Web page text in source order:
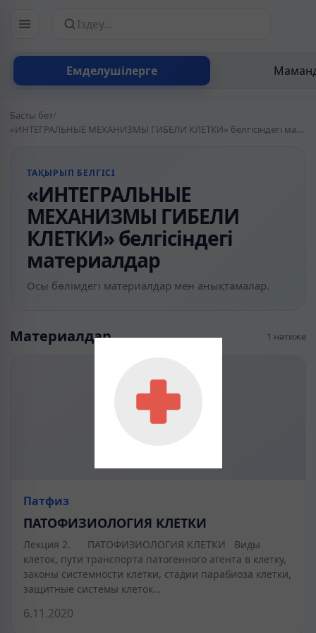
Емделушілерге
Сайттан іздеу
Басты бет/
«ИНТЕГРАЛЬНЫЕ МЕХАНИЗМЫ ГИБЕЛИ КЛЕТКИ» белгісіндегі материалдар
ТАҚЫРЫП БЕЛГІСІ
«ИНТЕГРАЛЬНЫЕ
МЕХАНИЗМЫ ГИБЕЛИ
КЛЕТКИ» белгісіндегі
материалдар
Осы бөлімдегі материалдар мен анықтамалар.
Материалдар 1 нәтиже
Патфиз
ПАТОФИЗИОЛОГИЯ КЛЕТКИ
Лекция 2. ПАТОФИЗИОЛОГИЯ КЛЕТКИ Виды
клеток, пути транспорта патогенного агента в клетку,
законы системности клетки, стадии парабиоза клетки,
защитные системы клеток…
6.11.2020